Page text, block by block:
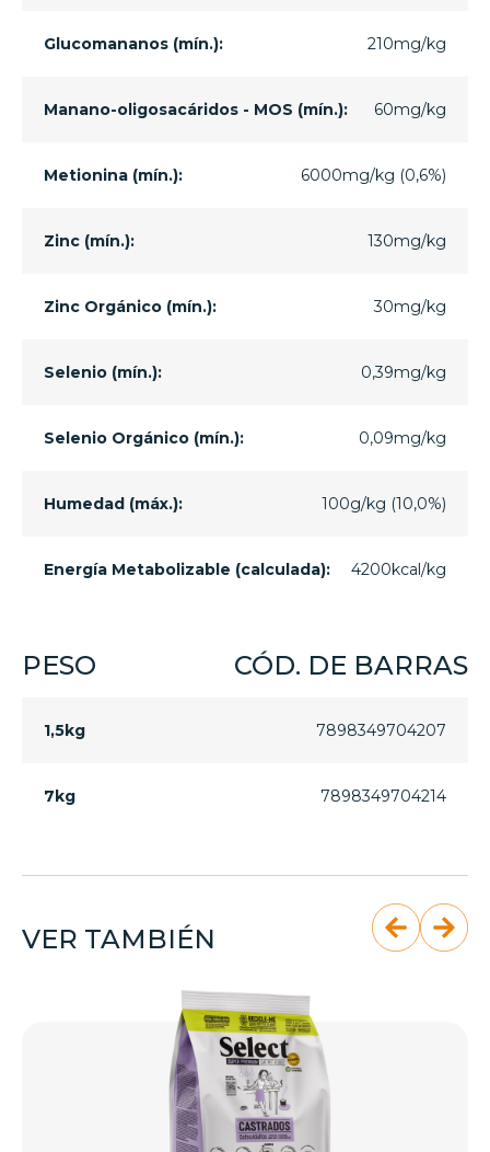
Glucomananos (mín.): 210mg/kg
Manano-oligosacáridos - MOS (mín.): 60mg/kg
Metionina (mín.): 6000mg/kg (0,6%)
Zinc (mín.): 130mg/kg
Zinc Orgánico (mín.): 30mg/kg
Selenio (mín.): 0,39mg/kg
Selenio Orgánico (mín.): 0,09mg/kg
Humedad (máx.): 100g/kg (10,0%)
Energía Metabolizable (calculada): 4200kcal/kg
PESO CÓD. DE BARRAS
1,5kg 7898349704207
7kg 7898349704214
VER TAMBIÉN